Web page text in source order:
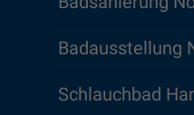
Badausstellung
Schlauchbad